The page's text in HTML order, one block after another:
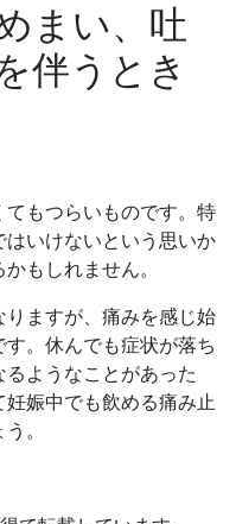
まい、吐
伴うとき
もつらいものです。特
いけないという思いか
もしれません。
ますが、痛みを感じ始
。休んでも症状が落ち
ようなことがあった
娠中でも飲める痛み止
。